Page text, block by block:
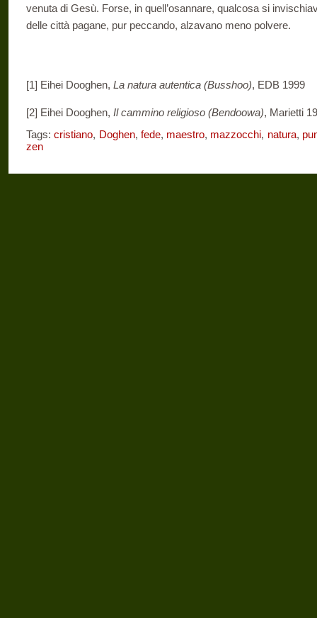
venuta di Gesù. Forse, in quell’osannare, qualcosa si
delle città pagane, pur peccando, alzavano meno polvere.
[1] Eihei Dooghen, La natura autentica (Busshoo), EDB 1999
[2] Eihei Dooghen, Il cammino religioso (Bendoowa), Marietti
Tags:cristiano, Doghen, fede, maestro, mazzocchi, natura,
zen